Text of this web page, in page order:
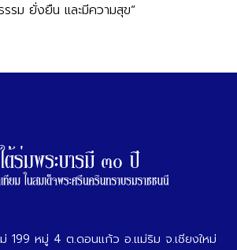
ม ยั่งยืน และมีความสุข”
ม่ 199 หมู่ 4 ต.ดอนแก้ว อ.แม่ริม จ.เชียงใหม่